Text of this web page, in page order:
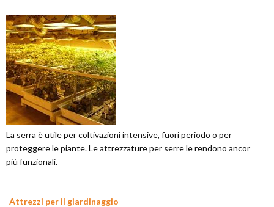
La serra è utile per coltivazioni intensive, fuori periodo o per
proteggere le piante. Le attrezzature per serre le rendono ancor
più funzionali.
Attrezzi per il giardinaggio